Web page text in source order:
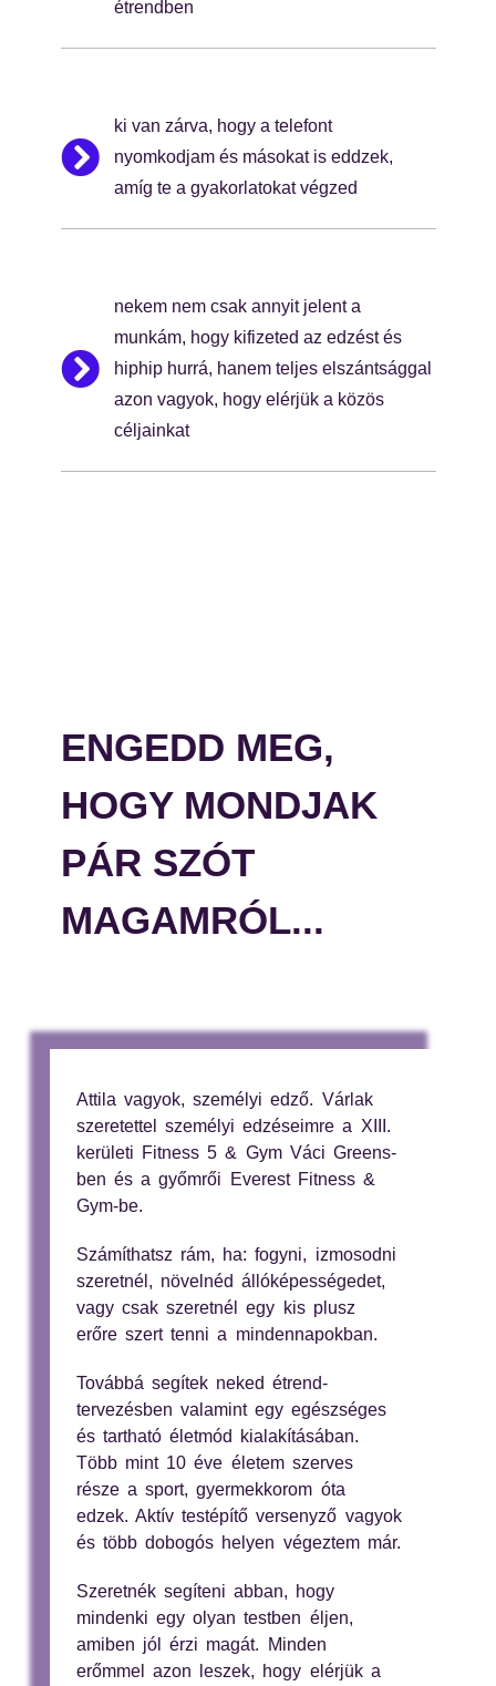
étrendben
ki van zárva, hogy a telefont
nyomkodjam és másokat is eddzek,
amíg te a gyakorlatokat végzed
nekem nem csak annyit jelent a
munkám, hogy kifizeted az edzést és
hiphip hurrá, hanem teljes elszántsággal
azon vagyok, hogy elérjük a közös
céljainkat
ENGEDD MEG,
HOGY MONDJAK
PÁR SZÓT
MAGAMRÓL...
Attila vagyok, személyi edző. Várlak
szeretettel személyi edzéseimre a XIII.
kerületi Fitness 5 & Gym Váci Greens-
ben és a győmrői Everest Fitness &
Gym-be.
Számíthatsz rám, ha: fogyni, izmosodni
szeretnél, növelnéd állóképességedet,
vagy csak szeretnél egy kis plusz
erőre szert tenni a mindennapokban.
Továbbá segítek neked étrend-
tervezésben valamint egy egészséges
és tartható életmód kialakításában.
Több mint 10 éve életem szerves
része a sport, gyermekkorom óta
edzek. Aktív testépítő versenyző vagyok
és több dobogós helyen végeztem már.
Szeretnék segíteni abban, hogy
mindenki egy olyan testben éljen,
amiben jól érzi magát. Minden
erőmmel azon leszek, hogy elérjük a